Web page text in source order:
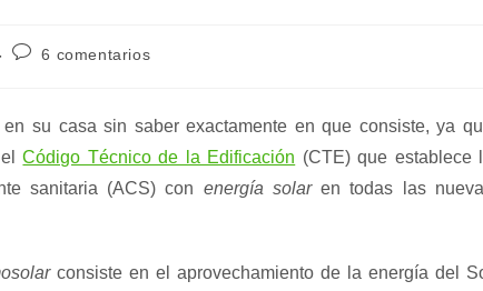
Comentarios
6 comentarios
su casa sin saber exactamente en que consiste, ya
elCódigo Técnico de la Edificación (CTE) que establece
sanitaria (ACS) con energía solaren todas las
consiste en el aprovechamiento de la energía del